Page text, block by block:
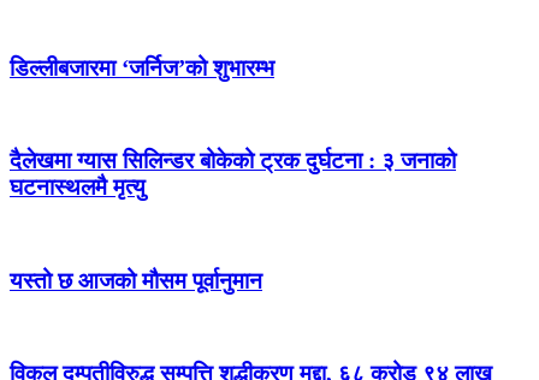
डिल्लीबजारमा ‘जर्निज’को शुभारम्भ
दैलेखमा ग्यास सिलिन्डर बोकेको ट्रक दुर्घटना : ३ जनाको
घटनास्थलमै मृत्यु
यस्तो छ आजको मौसम पूर्वानुमान
विकल दम्पतीविरुद्ध सम्पत्ति शुद्धीकरण मुद्दा, ६८ करोड ९४ लाख